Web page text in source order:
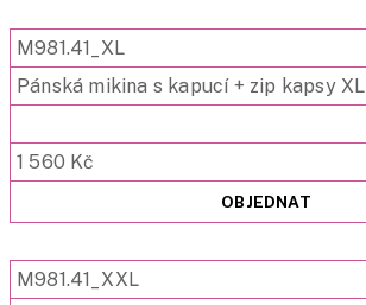
M981.41_XL
Pánská mikina s kapucí + zip kapsy XL
1 560 Kč
OBJEDNAT
M981.41_XXL